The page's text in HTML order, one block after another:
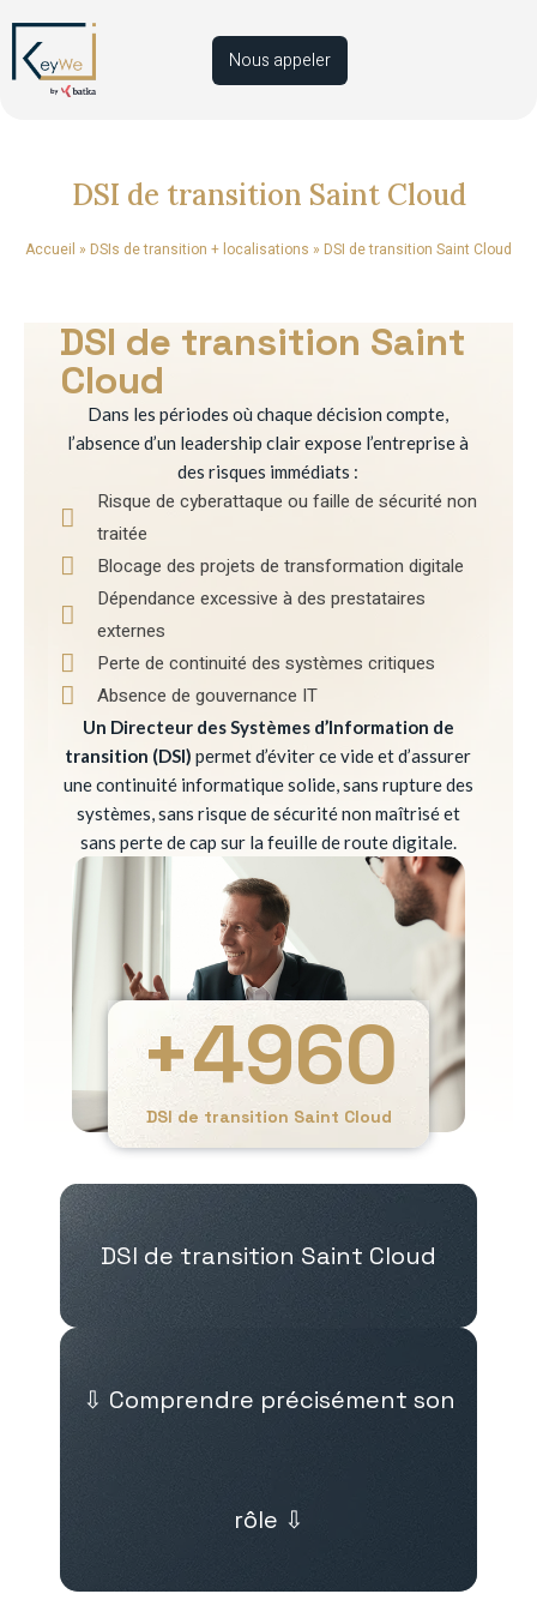
Nous appeler
DSI de transition Saint Cloud
Accueil » DSIs de transition + localisations » DSI de transition Saint Cloud
DSI de transition Saint
Cloud
Dans les périodes où chaque décision compte,
l’absence d’un leadership clair expose l’entreprise à
des risques immédiats :
Risque de cyberattaque ou faille de sécurité non
traitée
Blocage des projets de transformation digitale
Dépendance excessive à des prestataires
externes
Perte de continuité des systèmes critiques
Absence de gouvernance IT
Un Directeur des Systèmes d’Information de
transition (DSI) permet d’éviter ce vide et d’assurer
une continuité informatique solide, sans rupture des
systèmes, sans risque de sécurité non maîtrisé et
sans perte de cap sur la feuille de route digitale.
DSI de transition Saint Cloud
+4960
DSI de transition Saint Cloud
⇩ Comprendre précisément son
rôle ⇩